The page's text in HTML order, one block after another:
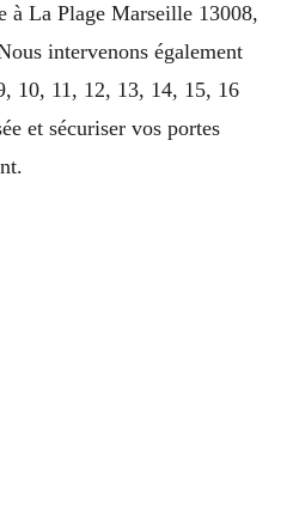
à La Plage Marseille 13008,
intervenons également
10, 11, 12, 13, 14, 15, 16
et sécuriser vos portes